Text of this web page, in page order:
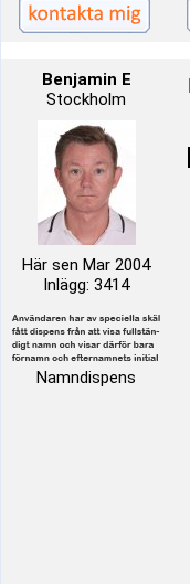
Benjamin E
Stockholm
Här sen Mar 2004
Inlägg: 3414
Namndispens